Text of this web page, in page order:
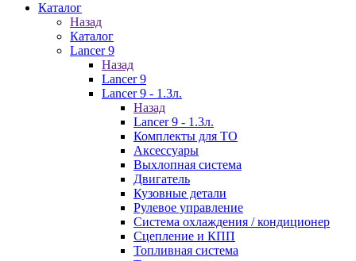
Каталог
Назад
Каталог
Lancer 9
Назад
Lancer 9
Lancer 9 - 1.3л.
Назад
Lancer 9 - 1.3л.
Комплекты для ТО
Аксессуары
Выхлопная система
Двигатель
Кузовные детали
Рулевое управление
Система охлаждения / кондиционер
Сцепление и КПП
Топливная система